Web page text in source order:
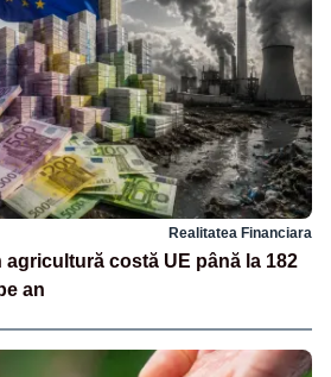
Realitatea Financiara
agricultură costă UE până la 182
an